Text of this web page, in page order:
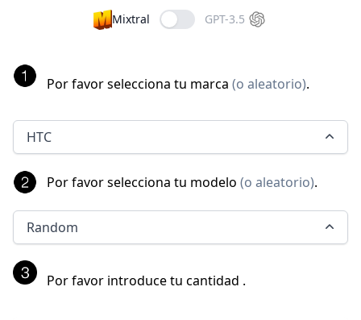
Mixtral GPT-3.5
Por favor selecciona tu marca (o aleatorio).
HTC
Por favor selecciona tu modelo (o aleatorio).
Random
Por favor introduce tu cantidad .